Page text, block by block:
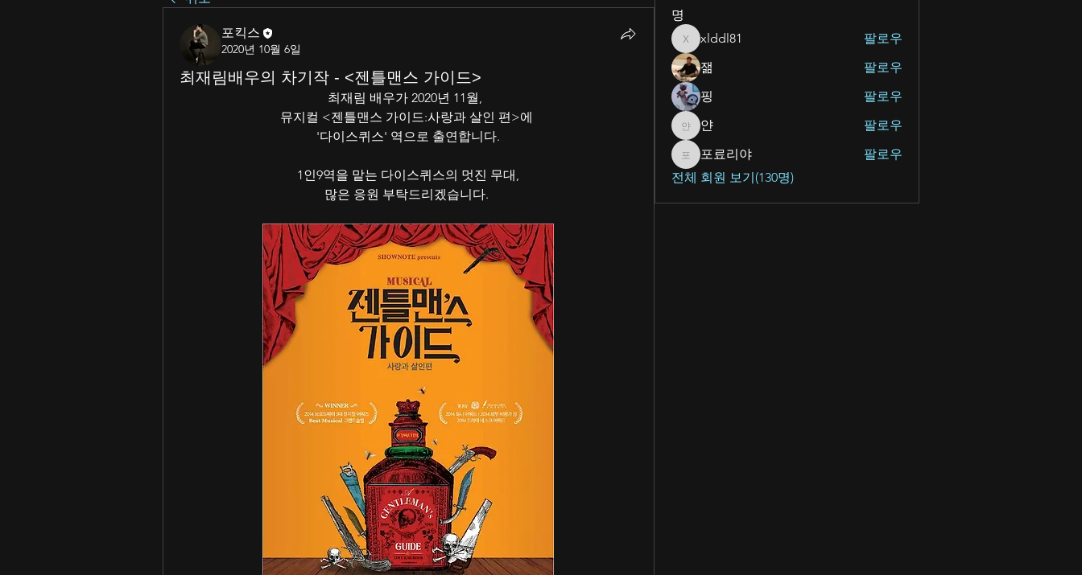
포킥스
2020년 10월 6일
최재림배우의 차기작 - <젠틀맨스 가이드>
최재림 배우가 2020년 11월,
뮤지컬 <젠틀맨스 가이드:사랑과 살인 편>에
'다이스퀴스' 역으로 출연합니다.
1인9역을 맡는 다이스퀴스의 멋진 무대,
많은 응원 부탁드리겠습니다.
명
xlddl81
xlddl81
팔로우
잶
팔로우
핑
팔로우
얀
얀 팔로우
포료리야
포료리야
팔로우
전체 회원 보기(130명)